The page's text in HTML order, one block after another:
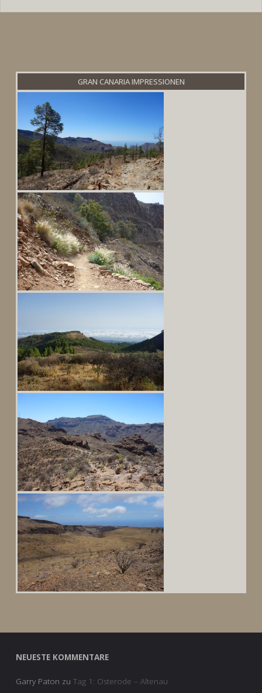
GRAN CANARIA IMPRESSIONEN
NEUESTE KOMMENTARE
Garry Paton zu Tag 1: Osterode – Altenau